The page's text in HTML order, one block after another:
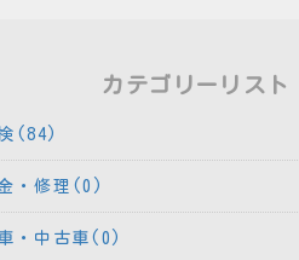
カテゴリーリスト
(84)
・修理(0)
・中古車(0)